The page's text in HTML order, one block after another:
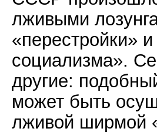
лживыми
«перестройки»
социализма».
другие:
может быть
лживой ширмой